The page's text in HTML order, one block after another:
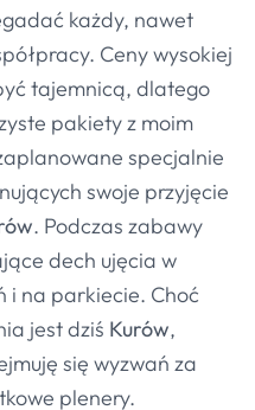
każdy, nawet
Ceny wysokiej
tajemnicą, dlatego
pakiety z moim
specjalnie
swoje przyjęcie
. Podczas zabawy
dech ujęcia w
i na parkiecie. Choć
jest dziś Kurów,
się wyzwań za
plenery.